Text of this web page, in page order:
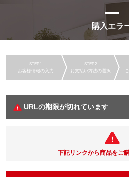
購入エラ
お客様情報の入力 お支払い方法の選択
URLの期限が切れています
下記リンクから商品をご購